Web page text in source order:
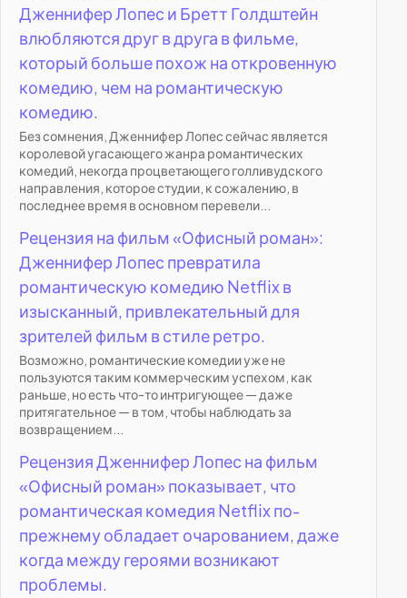
Дженнифер Лопес и Бретт Голдштейн
влюбляются друг в друга в фильме,
который больше похож на откровенную
комедию, чем на романтическую
комедию.
Без сомнения, Дженнифер Лопес сейчас является
королевой угасающего жанра романтических
комедий, некогда процветающего голливудского
направления, которое студии, к сожалению, в
последнее время в основном перевели...
Рецензия на фильм «Офисный роман»:
Дженнифер Лопес превратила
романтическую комедию Netflix в
изысканный, привлекательный для
зрителей фильм в стиле ретро.
Возможно, романтические комедии уже не
пользуются таким коммерческим успехом, как
раньше, но есть что-то интригующее — даже
притягательное — в том, чтобы наблюдать за
возвращением...
Рецензия Дженнифер Лопес на фильм
«Офисный роман» показывает, что
романтическая комедия Netflix по-
прежнему обладает очарованием, даже
когда между героями возникают
проблемы.